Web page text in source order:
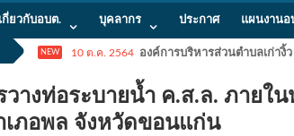
เกี่ยวกับอบต. บุคลากร ประกาศ แผนงานอ
NEW 10 ต.ค. 2564 องค์การบริหารส่วนตำบลเก่างิ้
วางท่อระบายน้ำ ค.ส.ล. ภาย
ำเภอพล จังหวัดขอนแก่น